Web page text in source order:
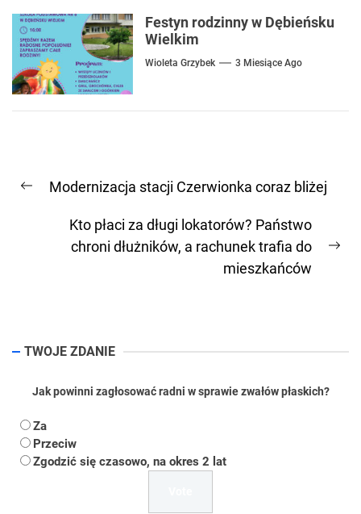
Festyn rodzinny w Dębieńsku
Wielkim
Wioleta Grzybek 3 Miesiące Ago
wpisu
Previous
Modernizacja stacji Czerwionka coraz bliżej
Kto płaci za długi lokatorów? Państwo
chroni dłużników, a rachunek trafia do
mieszkańców
TWOJE ZDANIE
Jak powinni zagłosować radni w sprawie zwałów płaskich?
Za
Przeciw
Zgodzić się czasowo, na okres 2 lat